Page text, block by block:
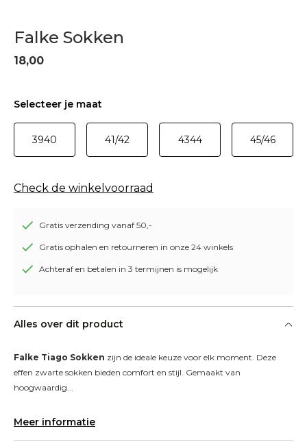
Falke Sokken
18,00
Selecteer je maat
3940 41/42 4344 45/46
Check de winkelvoorraad
Gratis verzending vanaf 50,-
Gratis ophalen en retourneren in onze 24 winkels
Achteraf en betalen in 3 termijnen is mogelijk
Alles over dit product
Falke Tiago Sokken zijn de ideale keuze voor elk moment. Deze
effen zwarte sokken bieden comfort en stijl. Gemaakt van
hoogwaardig...
Meer informatie